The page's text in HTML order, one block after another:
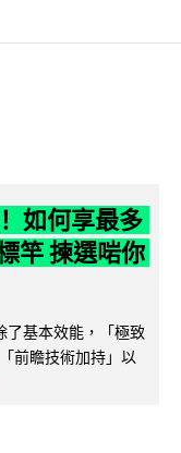
如何享最多
竿 揀選啱你
了基本效能，「極致
前瞻技術加持」以